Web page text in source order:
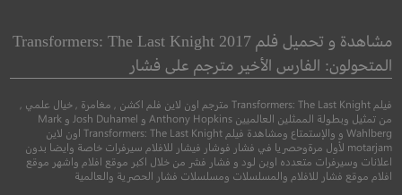
ليلة الموت
مشاهدة و تحميل فلم Transformers: The Last Knight 2017
المتحولون: الفارس الأخير مترجم على فشار
فيلم Transformers: The Last Knight مترجم اون لاين فلم اكشن , مغامرة , خيال علمي ,
من تمثيل وبطولة الممثلين العالميين Anthony Hopkins و Josh Duhamel و Mark
Wahlberg و والإستمتاع ومشاهدة فيلم Transformers: The Last Knight اون لاين
motarjam لأول مرةوحصريا في فشار فوشار فيشار للافلام سيرفرات خاصة وايضا بدون
اعلانات وسيرفرات متعدده اوبن لود و فشار فشر من خلال اكبر موقع افلام واشهر موقع
افلام موقع فشار للافلام والمسلسلات ومسلسلات فشار الحصرية والعالمية